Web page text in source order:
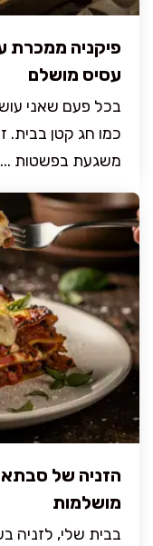
פיקניה ממכרת
עסיס מושלם
בכל פעם שאני
כמו חג קטן בבית.
משגעת בפשטות ...
הזניה של
מושלמות
בבית שלי, לזניה